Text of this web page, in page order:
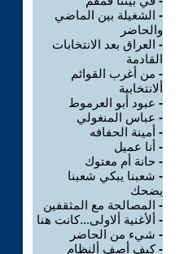
- الشغيلة بين الماضي
والحاضر
- العراق بعد الانتخابات
القادمة
- من أغرب القوائم
ألانتخابية
- عبود أبو العرموط
- عباس المنغولي
- أمينة الحفافه
- أنا عميل
- حانة أم معتوك
- شعبنا يبكي شعبنا
يضحك
- المصالحة مع المثقفين
- ألأغنية ألاولى...كانت هنا
- شيء من الحاضر
-كيف أصف ألنظام